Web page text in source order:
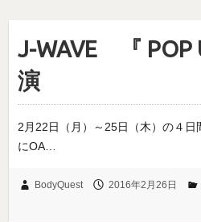
J-WAVE 『 POP
演
2月22日（月）～25日（木）の４日
にOA…
BodyQuest 2016年2月26日